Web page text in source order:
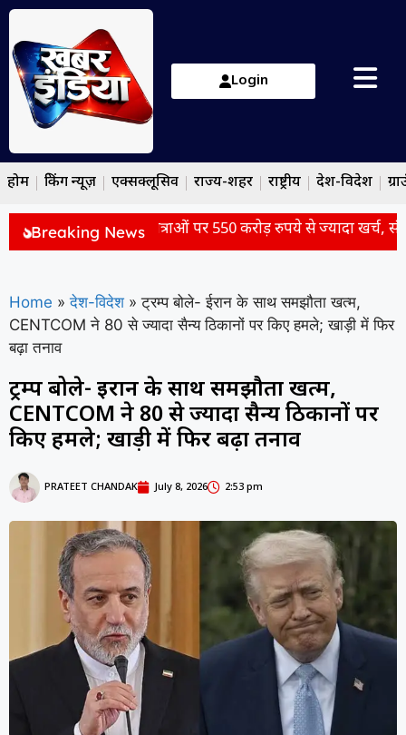
Login
होम ब्रेकिंग न्यूज़ एक्सक्लूसिव राज्य-शहर राष्ट्रीय देश-विदेश
Breaking News
पीएम मोदी की विदेश यात्राओं पर 550 करोड़ रुपये से ज्यादा खर्च, संसद
Home » देश-विदेश » ट्रम्प बोले- ईरान के साथ समझौता खत्म,
CENTCOM ने 80 से ज्यादा सैन्य ठिकानों पर किए हमले; खाड़ी में फिर
बढ़ा तनाव
ट्रम्प बोले- ईरान के साथ समझौता खत्म,
CENTCOM ने 80 से ज्यादा सैन्य ठिकानों पर
किए हमले; खाड़ी में फिर बढ़ा तनाव
PRATEET CHANDAK July 8, 2026 2:53 pm